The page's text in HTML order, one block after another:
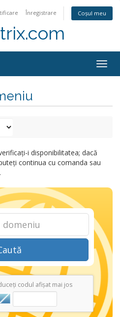
Înregistrare Coșul meu
i disponibilitatea; dacă
continua cu comanda sau
codul afișat mai jos